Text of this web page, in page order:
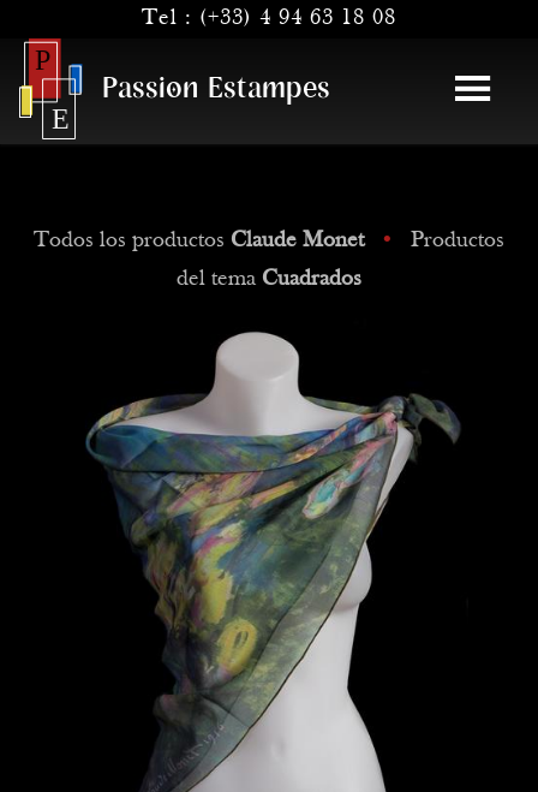
Tel : (+33) 4 94 63 18 08
Passion Estampes
Todos los productos Claude Monet •
Productos
del tema Cuadrados